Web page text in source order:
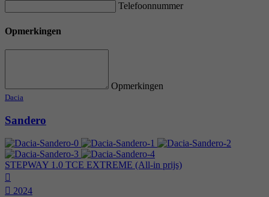
Telefoonnummer
Opmerkingen
Opmerkingen
Dacia
Sandero
STEPWAY 1.0 TCE EXTREME (All-in prijs)
2024